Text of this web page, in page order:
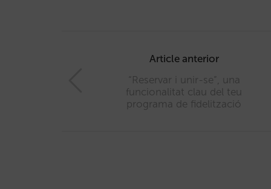
Article anterior
“Reservar i unir-se”, una
funcionalitat clau del teu
programa de fidelització